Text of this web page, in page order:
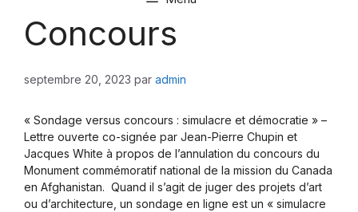
Concours
septembre 20, 2023 par admin
« Sondage versus concours : simulacre et démocratie » –
Lettre ouverte co-signée par Jean-Pierre Chupin et
Jacques White à propos de l’annulation du concours du
Monument commémoratif national de la mission du Canada
en Afghanistan. Quand il s’agit de juger des projets d’art
ou d’architecture, un sondage en ligne est un « simulacre